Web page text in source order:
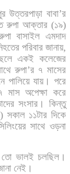
উত্তরপাড়া বাবা’র
রুপা আক্তার (১৯)
বাসাইল এমদাদ
পরিবার জানায়,
একই কলেজের
রুপা’র ৭ মাসের
পালিয়ে যায়। পরে
মাস অপেক্ষা করে
সংসার। কিন্তু
সকাল ১১টার দিকে
সাথে ওড়না
তো ভালই চলছিল।
নেই।